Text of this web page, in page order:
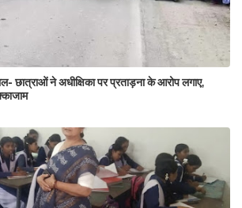
छात्राओं ने अधीक्षिका पर प्रताड़ना के आरोप लगाए,